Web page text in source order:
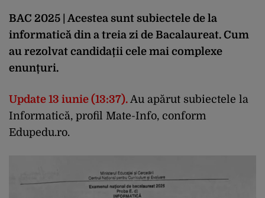
BAC 2025 | Acestea sunt subiectele de la
informatică din a treia zi de Bacalaureat. Cum
au rezolvat candidații cele mai complexe
enunțuri.
Update 13 iunie (13:37). Au apărut subiectele la
Informatică, profil Mate-Info, conform
Edupedu.ro.